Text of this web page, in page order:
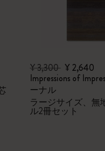
¥ 3,300 ¥ 2,640
Impressions of
ーナル
ラージサイズ、無
ル2冊セット